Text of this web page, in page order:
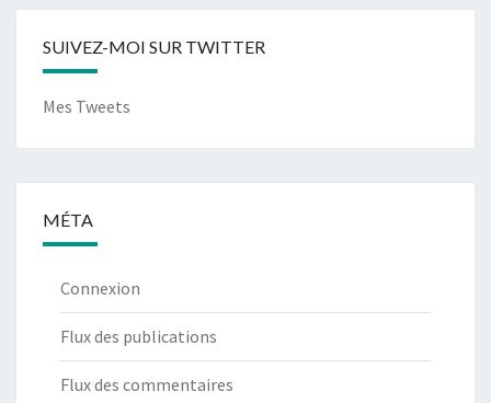
SUIVEZ-MOI SUR TWITTER
Mes Tweets
MÉTA
Connexion
Flux des publications
Flux des commentaires